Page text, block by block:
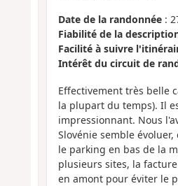
Date de la randonnée:
Fiabilité de la
Facilité à suivre
Intérêt du circuit de
Effectivement très belle
la plupart du temps). Il
impressionnant. Nous
Slovénie semble
le parking en bas de la
plusieurs sites, la
en amont pour éviter le